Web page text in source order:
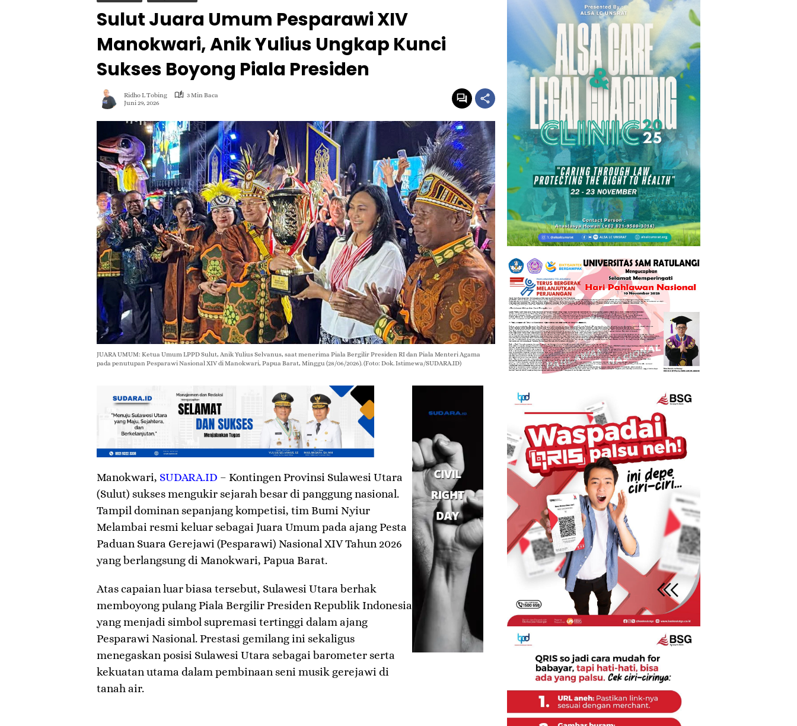
Sulut Juara Umum Pesparawi XIV
Manokwari, Anik Yulius Ungkap Kunci
Sukses Boyong Piala Presiden
Ridho L Tobing
3 Min Baca
Juni 29, 2026
JUARA UMUM: Ketua Umum LPPD Sulut, Anik Yulius Selvanus, saat menerima Piala Bergilir Presiden RI dan Piala Menteri Agama
pada penutupan Pesparawi Nasional XIV di Manokwari, Papua Barat, Minggu (28/06/2026). (Foto: Dok. Istimewa/SUDARA.ID)
Manokwari, SUDARA.ID – Kontingen Provinsi Sulawesi Utara
(Sulut) sukses mengukir sejarah besar di panggung nasional.
Tampil dominan sepanjang kompetisi, tim Bumi Nyiur
Melambai resmi keluar sebagai Juara Umum pada ajang Pesta
Paduan Suara Gerejawi (Pesparawi) Nasional XIV Tahun 2026
yang berlangsung di Manokwari, Papua Barat.
​Atas capaian luar biasa tersebut, Sulawesi Utara berhak
memboyong pulang Piala Bergilir Presiden Republik Indonesia
yang menjadi simbol supremasi tertinggi dalam ajang
Pesparawi Nasional. Prestasi gemilang ini sekaligus
menegaskan posisi Sulawesi Utara sebagai barometer serta
kekuatan utama dalam pembinaan seni musik gerejawi di
tanah air.